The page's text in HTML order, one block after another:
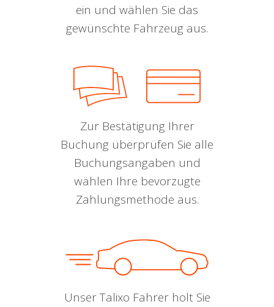
ein und wählen Sie das
gewünschte Fahrzeug aus.
Zur Bestätigung Ihrer
Buchung überprüfen Sie alle
Buchungsangaben und
wählen Ihre bevorzugte
Zahlungsmethode aus.
Unser Talixo Fahrer holt Sie